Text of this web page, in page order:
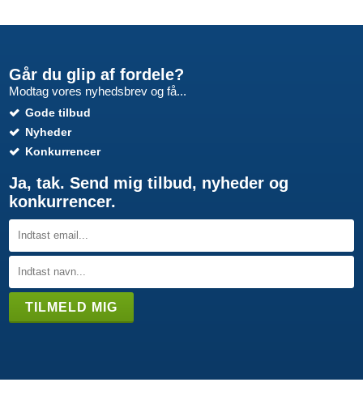
Går du glip af fordele?
Modtag vores nyhedsbrev og få...
Gode tilbud
Nyheder
Konkurrencer
Ja, tak. Send mig tilbud, nyheder og
konkurrencer.